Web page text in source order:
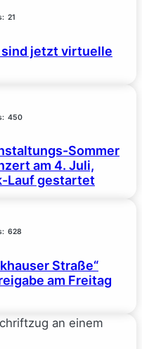
21
jetzt virtuelle
450
Sommer
am 4. Juli,
Lauf gestartet
628
Straße“
am Freitag